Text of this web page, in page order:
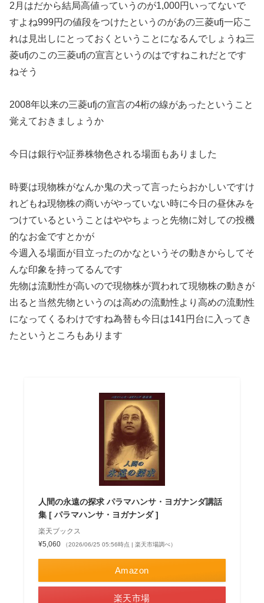
2月はだから結局高値っていうのが1,000円いってないで
すよね999円の値段をつけたというのがあの三菱ufj一応こ
れは見出しにとっておくということになるんでしょうね三
菱ufjのこの三菱ufjの宣言というのはですねこれだとです
ねそう
2008年以来の三菱ufjの宣言の4桁の線があったということ
覚えておきましょうか
今日は銀行や証券株物色される場面もありました
時要は現物株がなんか鬼の犬って言ったらおかしいですけ
れどもね現物株の商いがやっていない時に今日の昼休みを
つけているということはややちょっと先物に対しての投機
的なお金ですとかが
今週入る場面が目立ったのかなというその動きからしてそ
んな印象を持ってるんです
先物は流動性が高いので現物株が買われて現物株の動きが
出ると当然先物というのは高めの流動性より高めの流動性
になってくるわけですね為替も今日は141円台に入ってき
たというところもあります
人間の永遠の探求 パラマハンサ・ヨガナンダ講話
集 [ パラマハンサ・ヨガナンダ ]
楽天ブックス
¥5,060
（2026/06/25 05:56時点 | 楽天市場調べ）
Amazon
楽天市場